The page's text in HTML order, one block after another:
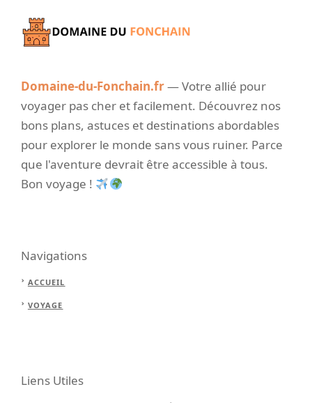
Domaine-du-Fonchain.fr— Votre allié pour
voyager pas cher et facilement. Découvrez nos
bons plans, astuces et destinations abordables
pour explorer le monde sans vous ruiner. Parce
que l'aventure devrait être accessible à tous.
Bon voyage !
Navigations
ACCUEIL
VOYAGE
Liens Utiles